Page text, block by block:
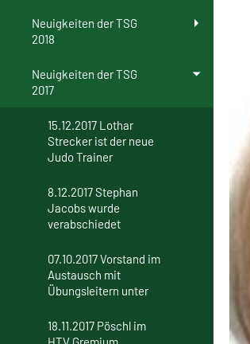
Neuigkeiten der TSG
2018
Neuigkeiten der TSG
2017
15.12.2017 Lothar
Strecker ist der neue
Judo Trainer
8.12.2017 Stephan
Jacobs wurde
verabschiedet
07.10.2017 Vorstand im
Austausch mit
Übungsleitern unter
18.11.2017 Pöschl im